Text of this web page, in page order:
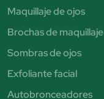
Maquillaje de ojos
Brochas de maquillaje
Sombras de ojos
Exfoliante facial
Autobronceadores